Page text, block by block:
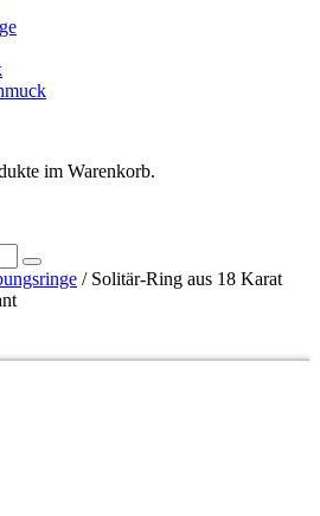
im Warenkorb.
Search
/ Solitär-Ring aus 18 Karat